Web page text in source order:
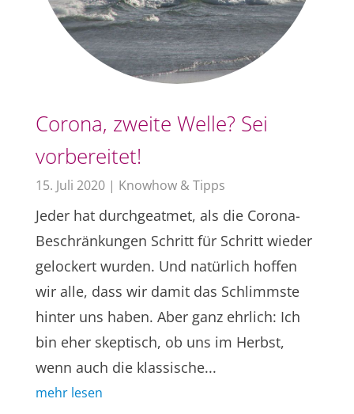
Corona, zweite Welle? Sei
vorbereitet!
15. Juli 2020| Knowhow & Tipps
Jeder hat durchgeatmet, als die Corona-
Beschränkungen Schritt für Schritt wieder
gelockert wurden. Und natürlich hoffen
wir alle, dass wir damit das Schlimmste
hinter uns haben. Aber ganz ehrlich: Ich
bin eher skeptisch, ob uns im Herbst,
wenn auch die klassische...
mehr lesen